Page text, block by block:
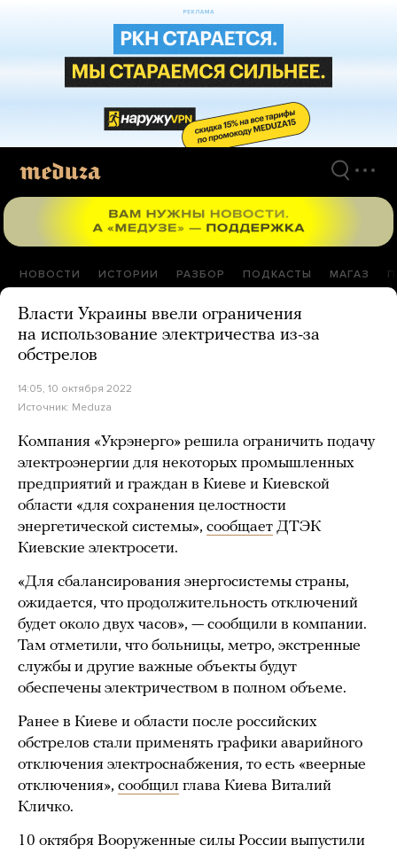
НОВОСТИ ИСТОРИИ РАЗБОР ПОДКАСТЫ МАГАЗ
Власти Украины ввели ограничения
на использование электричества из-за
обстрелов
14:05, 10 октября 2022
Источник: Meduza
Компания «Укрэнерго» решила ограничить подачу
электроэнергии для некоторых промышленных
предприятий и граждан в Киеве и Киевской
области «для сохранения целостности
энергетической системы», сообщает ДТЭК
Киевские электросети.
«Для сбалансирования энергосистемы страны,
ожидается, что продолжительность отключений
будет около двух часов», — сообщили в компании.
Там отметили, что больницы, метро, экстренные
службы и другие важные объекты будут
обеспечены электричеством в полном объеме.
Ранее в Киеве и области после российских
обстрелов стали применять графики аварийного
отключения электроснабжения, то есть «веерные
отключения», сообщил глава Киева Виталий
Кличко.
10 октября Вооруженные силы России выпустили